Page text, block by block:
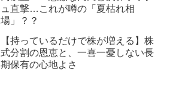
ュ直撃…これが噂の「夏枯れ相
場」？？
【持っているだけで株が増える】株
式分割の恩恵と、一喜一憂しない長
期保有の心地よさ